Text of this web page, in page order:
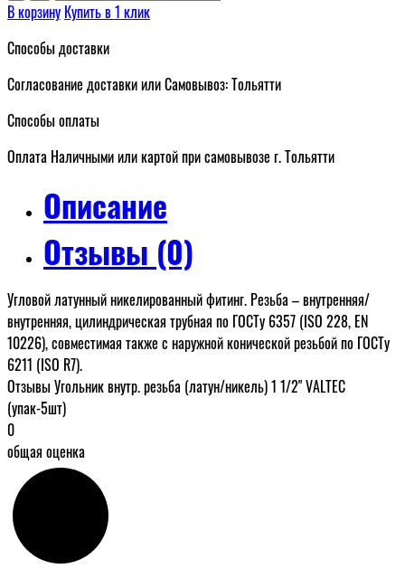
В корзину Купить в 1 клик
Способы доставки
Согласование доставки или Самовывоз: Тольятти
Способы оплаты
Оплата Наличными или картой при самовывозе г. Тольятти
Описание
Отзывы (0)
Угловой латунный никелированный фитинг. Резьба – внутренняя/
внутренняя, цилиндрическая трубная по ГОСТу 6357 (ISO 228, EN
10226), совместимая также с наружной конической резьбой по ГОСТу
6211 (ISO R7).
Отзывы Угольник внутр. резьба (латун/никель) 1 1/2" VALTEC
(упак-5шт)
0
общая оценка